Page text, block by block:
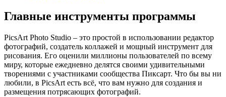
Главные инструменты программы
PicsArt Photo Studio – это простой в использовании редактор
фотографий, создатель коллажей и мощный инструмент для
рисования. Его оценили миллионы пользователей по всему
миру, которые ежедневно делятся своими удивительными
творениями с участниками сообщества Пиксарт. Что бы вы ни
любили, в PicsArt есть всё, что вам нужно для создания и
размещения потрясающих фотографий.